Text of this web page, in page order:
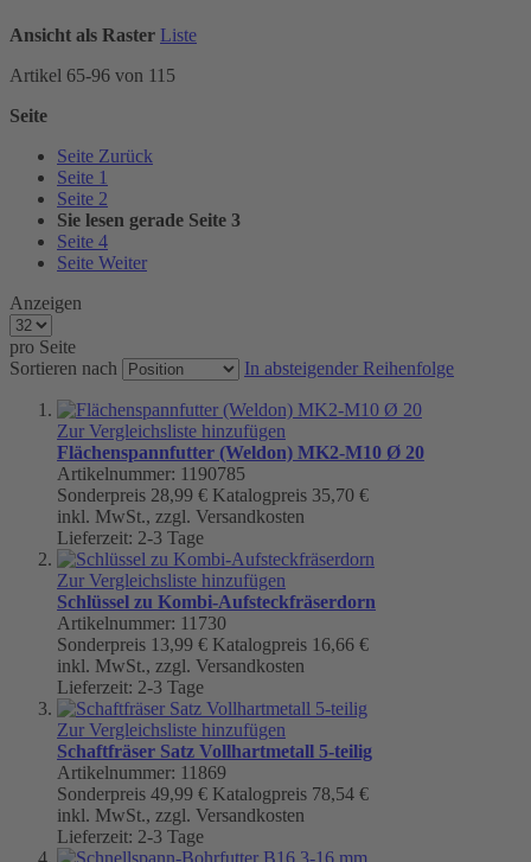
Ansicht als Raster Liste
Artikel 65-96 von 115
Seite
Seite Zurück
Seite 1
Seite 2
Sie lesen gerade Seite 3
Seite 4
Seite Weiter
Anzeigen
pro Seite
Sortieren nach
In absteigender Reihenfolge
Zur Vergleichsliste hinzufügen
Flächenspannfutter (Weldon) MK2-M10 Ø 20
Artikelnummer: 1190785
Sonderpreis 28,99 € Katalogpreis 35,70 €
inkl. MwSt., zzgl. Versandkosten
Lieferzeit: 2-3 Tage
Zur Vergleichsliste hinzufügen
Schlüssel zu Kombi-Aufsteckfräserdorn
Artikelnummer: 11730
Sonderpreis 13,99 € Katalogpreis 16,66 €
inkl. MwSt., zzgl. Versandkosten
Lieferzeit: 2-3 Tage
Zur Vergleichsliste hinzufügen
Schaftfräser Satz Vollhartmetall 5-teilig
Artikelnummer: 11869
Sonderpreis 49,99 € Katalogpreis 78,54 €
inkl. MwSt., zzgl. Versandkosten
Lieferzeit: 2-3 Tage